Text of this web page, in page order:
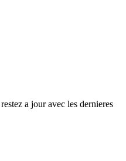
a jour avec les dernieres